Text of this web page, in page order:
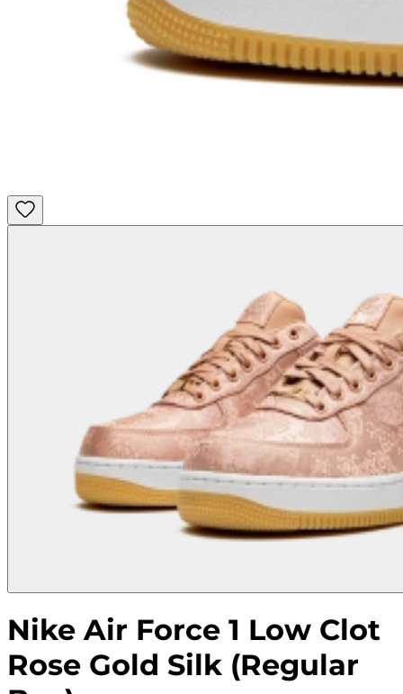
Nike Air Force 1 Low Clot
Rose Gold Silk (Regular